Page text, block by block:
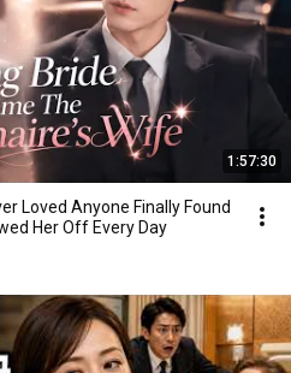
1:57:30
Loved Anyone Finally Found
Her Off Every Day